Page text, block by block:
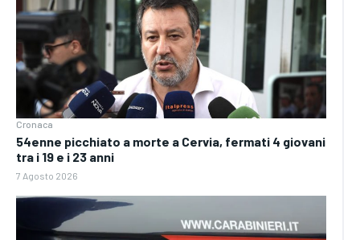
Cronaca
54enne picchiato a morte a Cervia, fermati 4 giovani
tra i 19 e i 23 anni
7 Agosto 2026